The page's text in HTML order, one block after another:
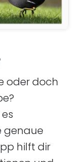
oder doch
genaue
hilft dir